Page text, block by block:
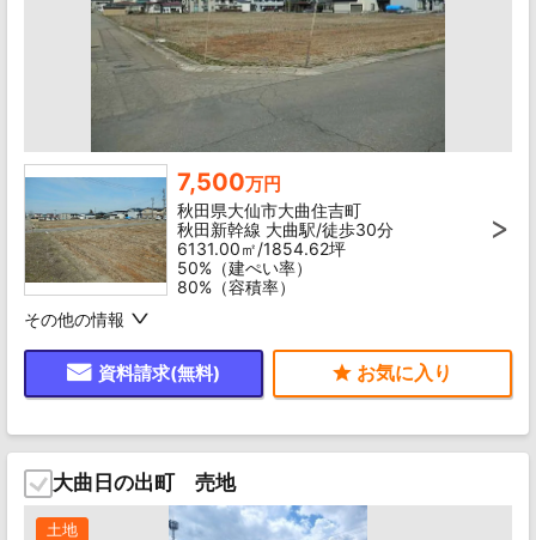
7,500万円
秋田県大仙市大曲住吉町
秋田新幹線 大曲駅/徒歩30分
6131.00㎡/1854.62坪
50%（建ぺい率）
80%（容積率）
その他の情報
資料請求(無料)
大曲日の出町 売地
土地